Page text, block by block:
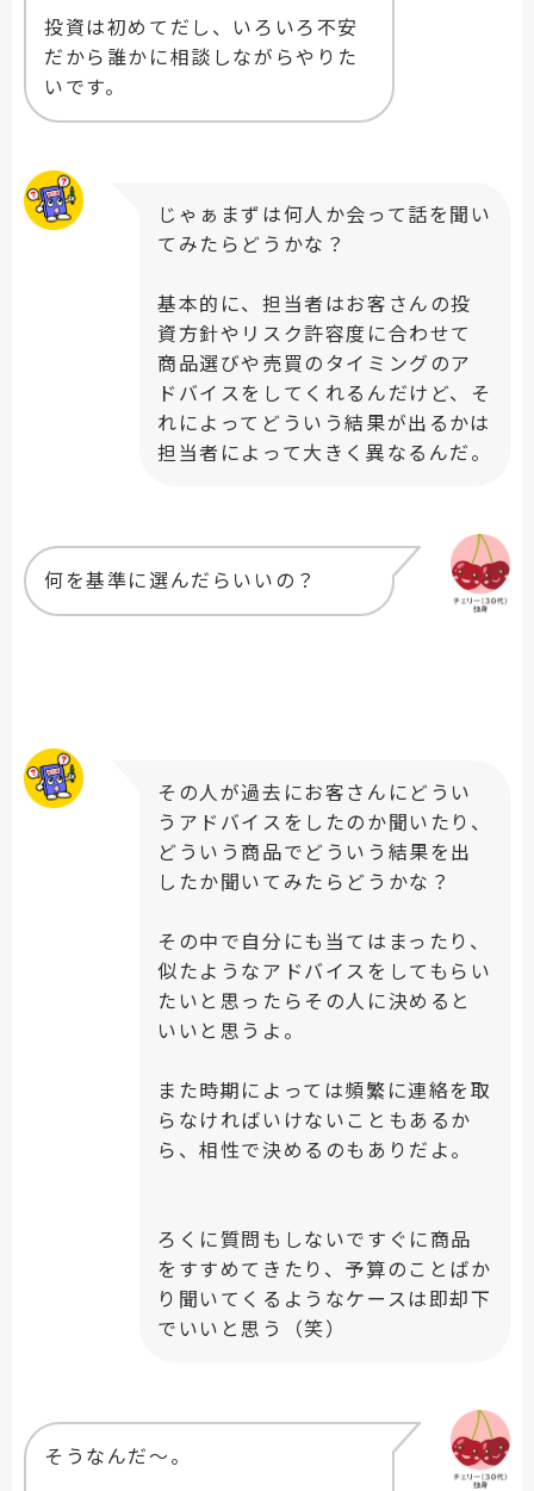
投資は初めてだし、いろいろ不安
だから誰かに相談しながらやりた
いです。
じゃぁまずは何人か会って話を聞い
てみたらどうかな？
基本的に、担当者はお客さんの投
資方針やリスク許容度に合わせて
商品選びや売買のタイミングのア
ドバイスをしてくれるんだけど、そ
れによってどういう結果が出るかは
担当者によって大きく異なるんだ。
何を基準に選んだらいいの？
その人が過去にお客さんにどうい
うアドバイスをしたのか聞いたり、
どういう商品でどういう結果を出
したか聞いてみたらどうかな？
その中で自分にも当てはまったり、
似たようなアドバイスをしてもらい
たいと思ったらその人に決めると
いいと思うよ。
また時期によっては頻繁に連絡を取
らなければいけないこともあるか
ら、相性で決めるのもありだよ。
ろくに質問もしないですぐに商品
をすすめてきたり、予算のことばか
り聞いてくるようなケースは即却下
でいいと思う（笑）
そうなんだ〜。